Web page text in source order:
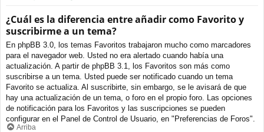
¿Cuál es la diferencia entre añadir como Favorito y
suscribirme a un tema?
En phpBB 3.0, los temas Favoritos trabajaron mucho como marcadores
para el navegador web. Usted no era alertado cuando había una
actualización. A partir de phpBB 3.1, los Favoritos son más como
suscribirse a un tema. Usted puede ser notificado cuando un tema
Favorito se actualiza. Al suscribirte, sin embargo, se le avisará de que
hay una actualización de un tema, o foro en el propio foro. Las opciones
de notificación para los Favoritos y las suscripciones se pueden
configurar en el Panel de Control de Usuario, en "Preferencias de Foros".
Arriba